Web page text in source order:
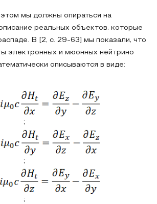
этом мы должны опираться на
реальных объектов, которые
В [2, с. 29-63] мы показали, что
электронных и мюонных нейтрино
описываются в виде:
;
;
;